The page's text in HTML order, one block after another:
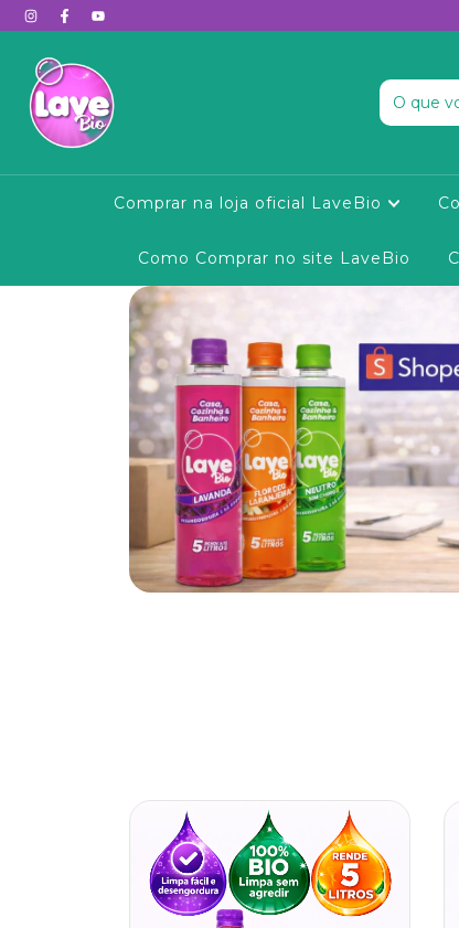
Comprar na loja oficial LaveBio
Como Comprar no site LaveBio